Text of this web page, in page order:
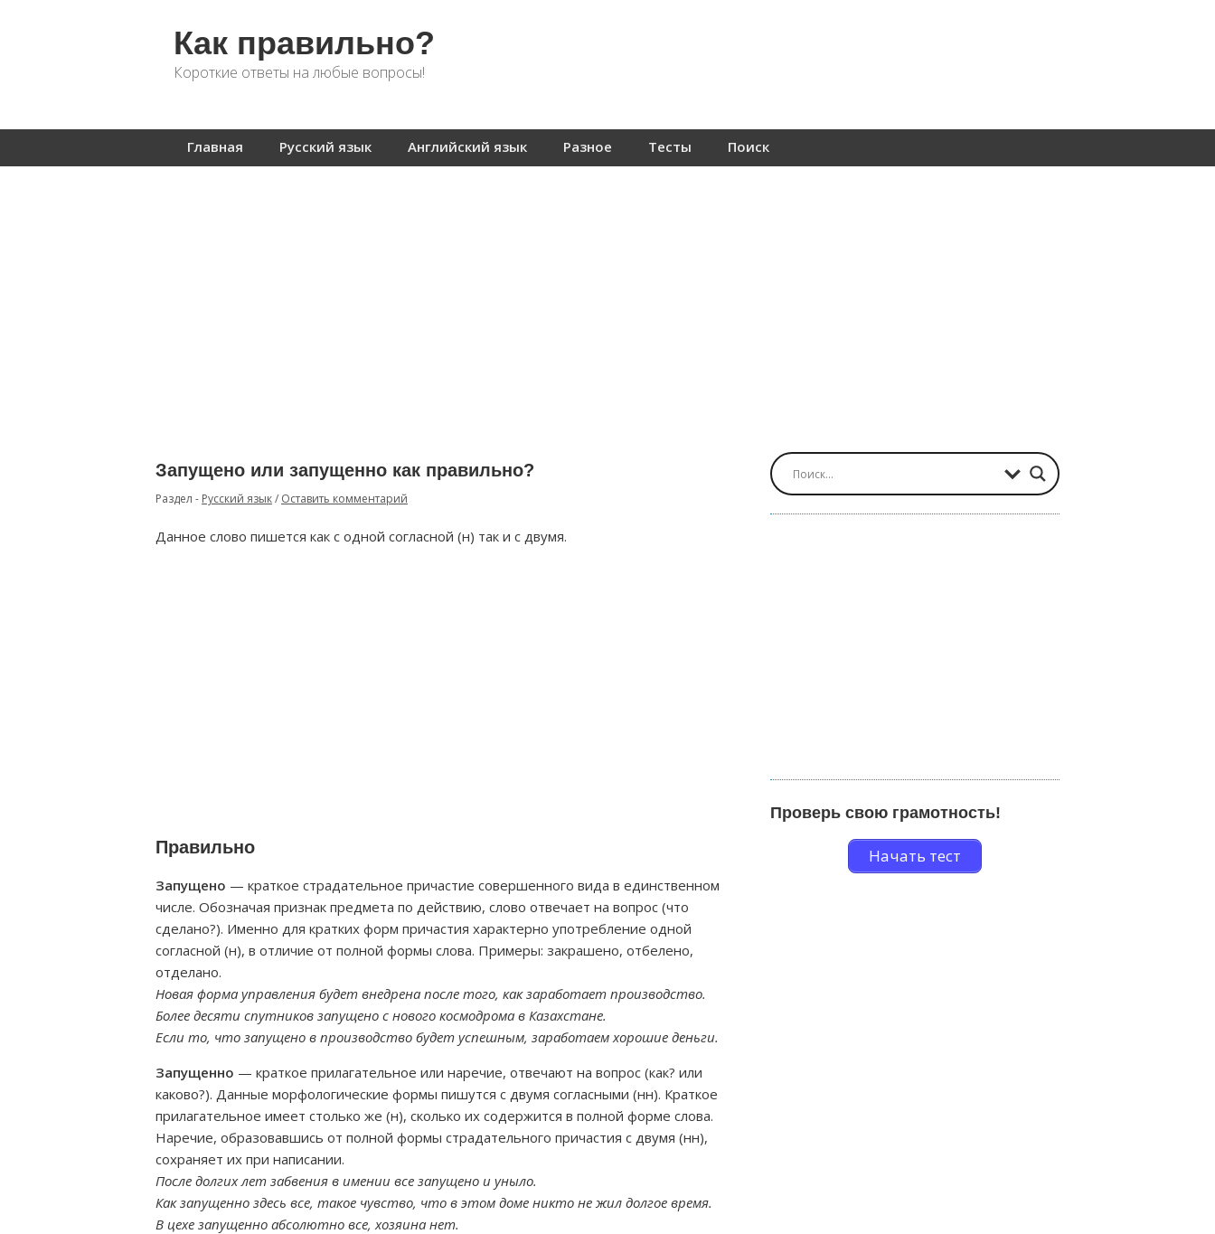
Как правильно?
Короткие ответы на любые вопросы!
Главная Русский язык Английский язык Разное Тесты Поиск
Запущено или запущенно как правильно?
Раздел - Русский язык/ Оставить комментарий
Данное слово пишется как с одной согласной (н) так и с двумя.
Правильно
Запущено — краткое страдательное причастие совершенного вида в единственном
числе. Обозначая признак предмета по действию, слово отвечает на вопрос (что
сделано?). Именно для кратких форм причастия характерно употребление одной
согласной (н), в отличие от полной формы слова. Примеры: закрашено, отбелено,
отделано.
Новая форма управления будет внедрена после того, как заработает производство.
Более десяти спутников запущено с нового космодрома в Казахстане.
Если то, что запущено в производство будет успешным, заработаем хорошие деньги.
Запущенно — краткое прилагательное или наречие, отвечают на вопрос (как? или
каково?). Данные морфологические формы пишутся с двумя согласными (нн). Краткое
прилагательное имеет столько же (н), сколько их содержится в полной форме слова.
Наречие, образовавшись от полной формы страдательного причастия с двумя (нн),
сохраняет их при написании.
После долгих лет забвения в имении все запущено и уныло.
Как запущенно здесь все, такое чувство, что в этом доме никто не жил долгое время.
В цехе запущенно абсолютно все, хозяина нет.
Проверь свою грамотность!
Начать тест